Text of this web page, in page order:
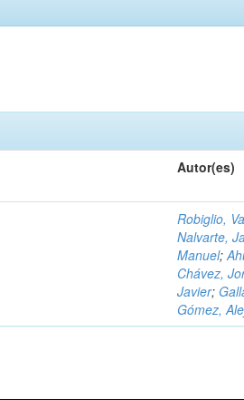
Autor(es)
Robiglio,
Nalvarte,
Manuel;
Chávez,
Javier;
Gómez,